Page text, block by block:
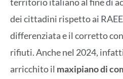
dei cittadini rispetto ai
differenziata e il corretto
rifiuti. Anche nel 2024,
arricchito il maxipiano di